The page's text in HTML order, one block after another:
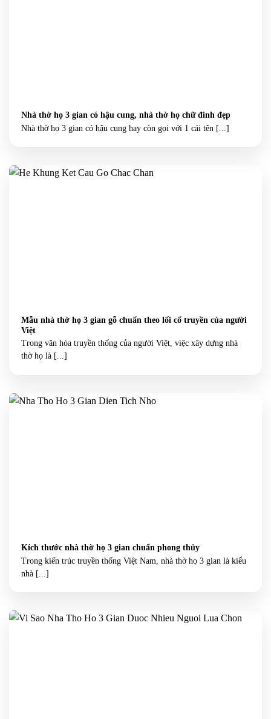
Nhà thờ họ 3 gian có hậu cung, nhà thờ họ chữ đinh đẹp
Nhà thờ họ 3 gian có hậu cung hay còn gọi với 1 cái tên [...]
Mẫu nhà thờ họ 3 gian gỗ chuẩn theo lối cổ truyền của người
Việt
Trong văn hóa truyền thống của người Việt, việc xây dựng nhà
thờ họ là [...]
Kích thước nhà thờ họ 3 gian chuẩn phong thủy
Trong kiến trúc truyền thống Việt Nam, nhà thờ họ 3 gian là kiểu
nhà [...]